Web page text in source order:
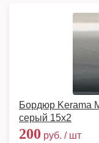
Бордюр Kerama
серый 15х2
200 руб. / шт